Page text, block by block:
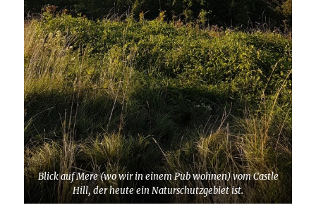
Blick auf Mere (wo wir in einem Pub wohnen) vom Castle
Hill, der heute ein Naturschutzgebiet ist.